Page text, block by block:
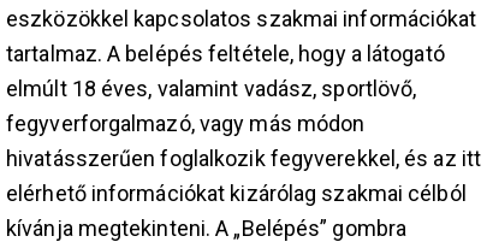
eszközökkel kapcsolatos szakmai információkat
tartalmaz. A belépés feltétele, hogy a látogató
elmúlt 18 éves, valamint vadász, sportlövő,
fegyverforgalmazó, vagy más módon
hivatásszerűen foglalkozik fegyverekkel, és az itt
elérhető információkat kizárólag szakmai célból
kívánja megtekinteni. A „Belépés” gombra